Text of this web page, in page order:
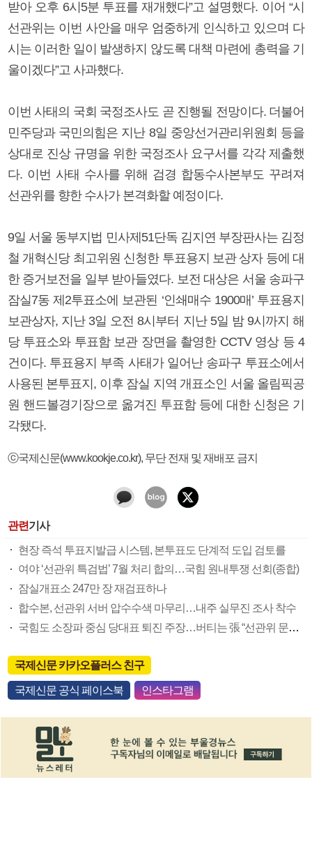
받아 오후 6시5분 투표를 재개했다”고 설명했다. 이어 “시
선관위는 이번 사안을 매우 엄중하게 인식하고 있으며 다
시는 이러한 일이 발생하지 않도록 대책 마련에 총력을 기
울이겠다”고 사과했다.
이번 사태의 국회 국정조사도 곧 진행될 전망이다. 더불어
민주당과 국민의힘은 지난 8일 중앙선거관리위원회 등을
상대로 진상 규명을 위한 국정조사 요구서를 각각 제출했
다. 이번 사태 수사를 위해 검경 합동수사본부도 꾸려져
선관위를 향한 수사가 본격화할 예정이다.
9일 서울 동부지법 민사제51단독 김지연 부장판사는 김정
철 개혁신당 최고위원 신청한 투표용지 보관 상자 등에 대
한 증거보전을 일부 받아들였다. 보전 대상은 서울 송파구
잠실7동 제2투표소에 보관된 ‘인쇄매수 1900매’ 투표용지
보관상자, 지난 3일 오전 8시부터 지난 5일 밤 9시까지 해
당 투표소와 투표함 보관 장면을 촬영한 CCTV 영상 등 4
건이다. 투표용지 부족 사태가 일어난 송파구 투표소에서
사용된 본투표지, 이후 잠실 지역 개표소인 서울 올림픽공
원 핸드볼경기장으로 옮겨진 투표함 등에 대한 신청은 기
각됐다.
ⓒ국제신문(www.kookje.co.kr), 무단 전재 및 재배포 금지
관련기사
현장 즉석 투표지발급 시스템, 본투표도 단계적 도입 검토를
여야 ‘선관위 특검법’ 7월 처리 합의…국힘 원내투쟁 선회(종합)
잠실개표소 247만 장 재검표하나
합수본, 선관위 서버 압수수색 마무리…내주 실무진 조사 착수
국힘도 소장파 중심 당대표 퇴진 주장…버티는 張 “선관위 문제 우선”
국제신문 카카오플러스 친구
국제신문 공식 페이스북 인스타그램